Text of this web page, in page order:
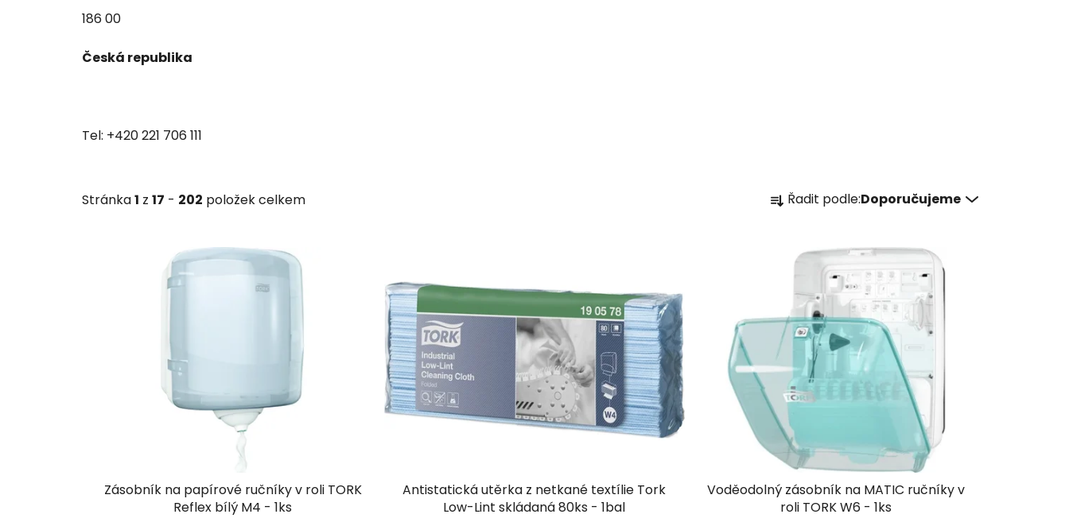
186 00
Česká republika
Tel: +420 221 706 111
Stránka1 z 17 - 202 položek celkem a
p
o
d
u
k
ů
Řadit podle:Doporučujeme
Zásobník na papírové ručníky v roli TORK
Reflex bílý M4 - 1ks
Antistatická utěrka z netkané textílie Tork
Low-Lint skládaná 80ks - 1bal
Voděodolný zásobník na MATIC ručníky v
roli TORK W6 - 1ks